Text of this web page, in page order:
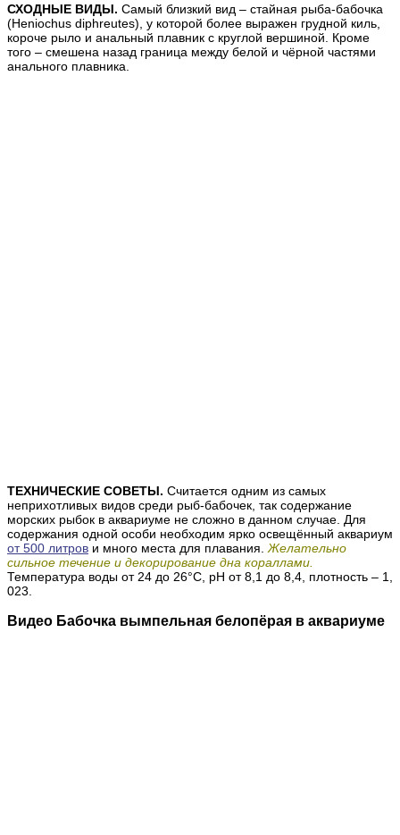
СХОДНЫЕ ВИДЫ. Самый близкий вид – стайная рыба-бабочка
(Heniochus diphreutes), у которой более выражен грудной киль,
короче рыло и анальный плавник с круглой вершиной. Кроме
того – смешена назад граница между белой и чёрной частями
анального плавника.
ТЕХНИЧЕСКИЕ СОВЕТЫ. Считается одним из самых
неприхотливых видов среди рыб-бабочек, так содержание
морских рыбок в аквариуме не сложно в данном случае. Для
содержания одной особи необходим ярко освещённый аквариум
от 500 литров и много места для плавания. Желательно
сильное течение и декорирование дна кораллами.
Температура воды от 24 до 26°С, рН от 8,1 до 8,4, плотность – 1,
023.
Видео Бабочка вымпельная белопёрая в аквариуме